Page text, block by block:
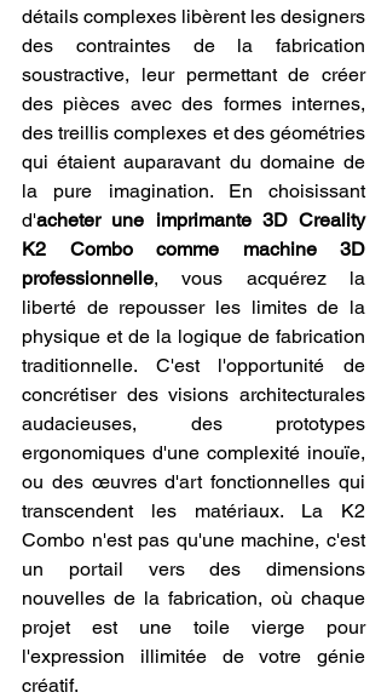
détails complexes libèrent les designers
des contraintes de la fabrication
soustractive, leur permettant de créer
des pièces avec des formes internes,
des treillis complexes et des géométries
qui étaient auparavant du domaine de
la pure imagination. En choisissant
d'acheter une imprimante 3D Creality
K2 Combo comme machine 3D
professionnelle, vous acquérez la
liberté de repousser les limites de la
physique et de la logique de fabrication
traditionnelle. C'est l'opportunité de
concrétiser des visions architecturales
audacieuses, des prototypes
ergonomiques d'une complexité inouïe,
ou des œuvres d'art fonctionnelles qui
transcendent les matériaux. La K2
Combo n'est pas qu'une machine, c'est
un portail vers des dimensions
nouvelles de la fabrication, où chaque
projet est une toile vierge pour
l'expression illimitée de votre génie
créatif.